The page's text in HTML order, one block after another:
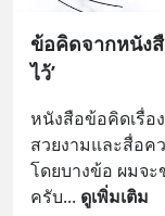
ข้อคิดจากหนัง
ไว้’
หนังสือข้อคิดเรื่อ
สวยงามและสื่อค
โดยบางข้อ ผมจะ
ครับ... ดูเพิ่มเติม